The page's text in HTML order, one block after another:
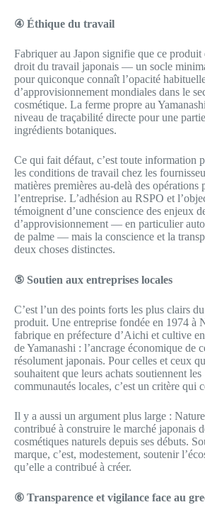
④ Éthique du travail
Fabriquer au Japon signifie que ce produit
droit du travail japonais — un socle
pour quiconque connaît l’opacité
d’approvisionnement mondiales dans le
cosmétique. La ferme propre au
niveau de traçabilité directe pour une
ingrédients botaniques.
Ce qui fait défaut, c’est toute information
les conditions de travail chez les
matières premières au-delà des opérations
l’entreprise. L’adhésion au RSPO et
témoignent d’une conscience des enjeux
d’approvisionnement — en particulier
de palme — mais la conscience et la
deux choses distinctes.
⑤ Soutien aux entreprises locales
C’est l’un des points forts les plus clairs
produit. Une entreprise fondée en 1974 à
fabrique en préfecture d’Aichi et cultive
de Yamanashi : l’ancrage économique de
résolument japonais. Pour celles et ceux
souhaitent que leurs achats soutiennent les
communautés locales, c’est un critère qui
Il y a aussi un argument plus large :
contribué à construire le marché japonais
cosmétiques naturels depuis ses débuts.
marque, c’est, modestement, soutenir
qu’elle a contribué à créer.
⑥ Transparence et vigilance face au